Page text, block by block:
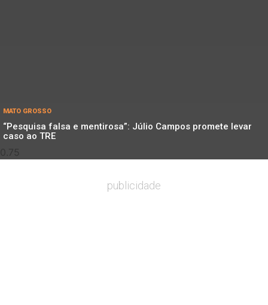
MATO GROSSO
“Pesquisa falsa e mentirosa”: Júlio Campos promete levar
caso ao TRE
publicidade